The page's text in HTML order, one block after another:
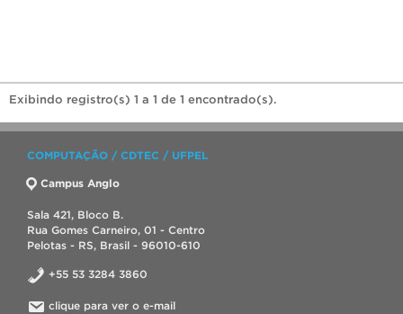
Exibindo registro(s) 1 a 1 de 1 encontrado(s).
COMPUTAÇÃO / CDTEC / UFPEL
Campus Anglo
Sala 421, Bloco B.
Rua Gomes Carneiro, 01 - Centro
Pelotas - RS, Brasil - 96010-610
+55 53 3284 3860
clique para ver o e-mail